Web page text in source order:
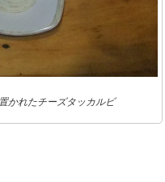
かれたチーズタッカルビ